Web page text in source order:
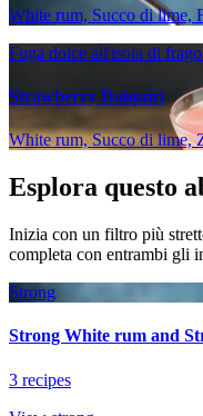
White rum, Succo di lime,
Fuga dolce all'isola di
Strawberry Daiquiri
White rum, Succo di lime,
Esplora questo
Inizia con un filtro più
completa con entrambi gli
Strong
Strong White rum and
3 recipes